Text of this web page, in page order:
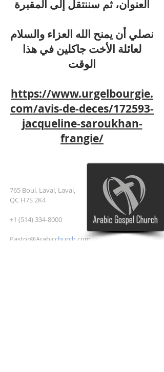
العنوان، ثم سننتقل إلى المقبرة
نصلي أن يمنح الله العزاء والسلام
لعائلة الأخت جاكلين في هذا
الوقت
https://www.urgelbourgie.
com/avis-de-deces/172593-
jacqueline-saroukhan-
frangie/
765 Boul. Laval, Laval,
QC H7S 2K4
+1 (514) 334-8000
Pastor@Arabicchurch .com